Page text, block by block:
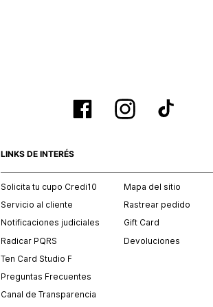
LINKS DE INTERÉS
Solicita tu cupo Credi10
Servicio al cliente
Notificaciones judiciales
Radicar PQRS
Ten Card Studio F
Preguntas Frecuentes
Canal de Transparencia
Mapa del sitio
Rastrear pedido
Gift Card
Devoluciones